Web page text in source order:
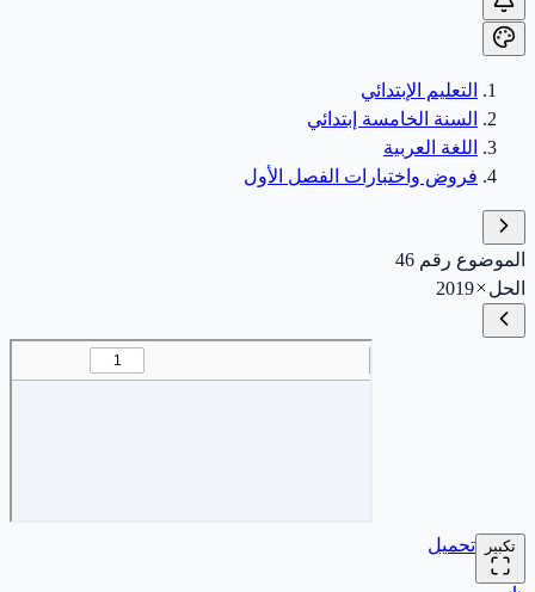
التعليم الإبتدائي
السنة الخامسة إبتدائي
اللغة العربية
فروض واختبارات الفصل الأول
الموضوع رقم 46
الحل
2019
تكبير تحميل